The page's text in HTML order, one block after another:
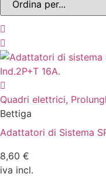
Quadri elettrici,
Bettiga
Adattatori di Sistema
8,60 €
iva incl.